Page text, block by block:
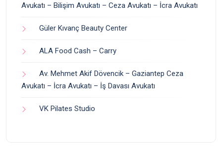
Avukatı – Bilişim Avukatı – Ceza Avukatı – İcra Avukatı
Güler Kıvanç Beauty Center
ALA Food Cash – Carry
Av. Mehmet Akif Dövencik – Gaziantep Ceza
Avukatı – İcra Avukatı – İş Davası Avukatı
VK Pilates Studio